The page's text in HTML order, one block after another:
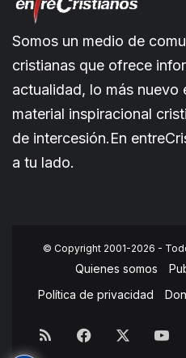
Somos un medio de
cristianas que ofrece
actualidad, lo más nuevo
material inspiracional
de intercesión.En
a tu lado.
© Copyright 2001-2026 -
Quienes somos
Política de privacidad
RSS Facebook